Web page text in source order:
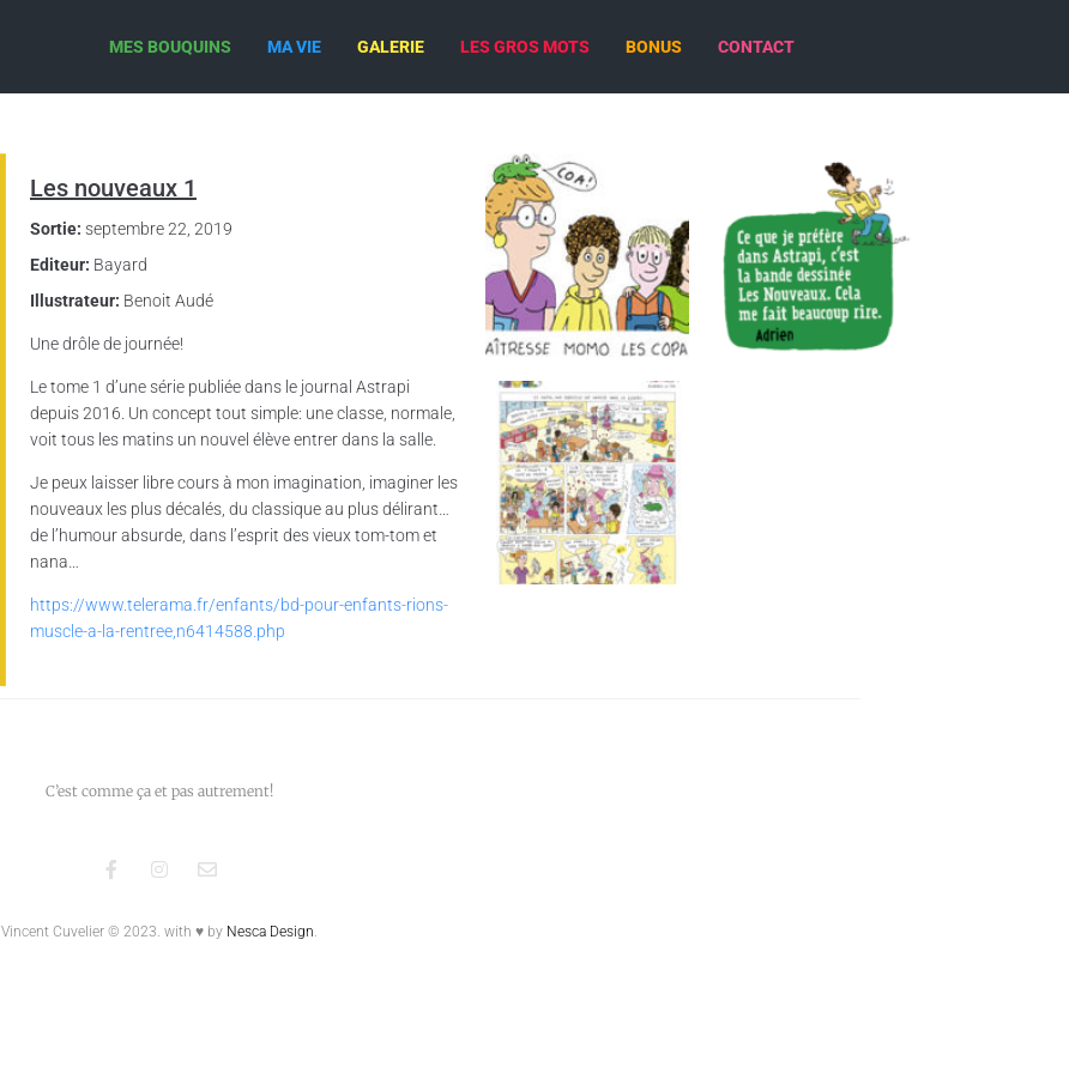
MES BOUQUINS MA VIE GALERIE LES GROS MOTS BONUS CONTACT
Les nouveaux 1
Sortie: septembre 22, 2019
Editeur: Bayard
Illustrateur: Benoit Audé
Une drôle de journée!
Le tome 1 d’une série publiée dans le journal Astrapi
depuis 2016. Un concept tout simple: une classe, normale,
voit tous les matins un nouvel élève entrer dans la salle.
Je peux laisser libre cours à mon imagination, imaginer les
nouveaux les plus décalés, du classique au plus délirant…
de l’humour absurde, dans l’esprit des vieux tom-tom et
nana…
https://www.telerama.fr/enfants/bd-pour-enfants-rions-
muscle-a-la-rentree,n6414588.php
C’est comme ça et pas autrement!
Vincent Cuvelier © 2023. with ♥ by Nesca Design.